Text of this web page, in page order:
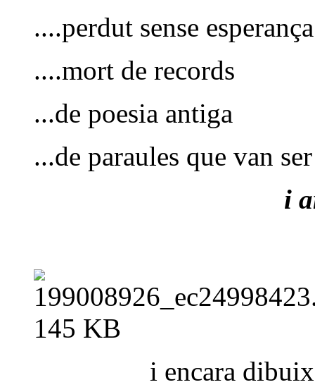
....perdut sense esperança
....mort de records
...de poesia antiga
...de paraules que van
i
i encara